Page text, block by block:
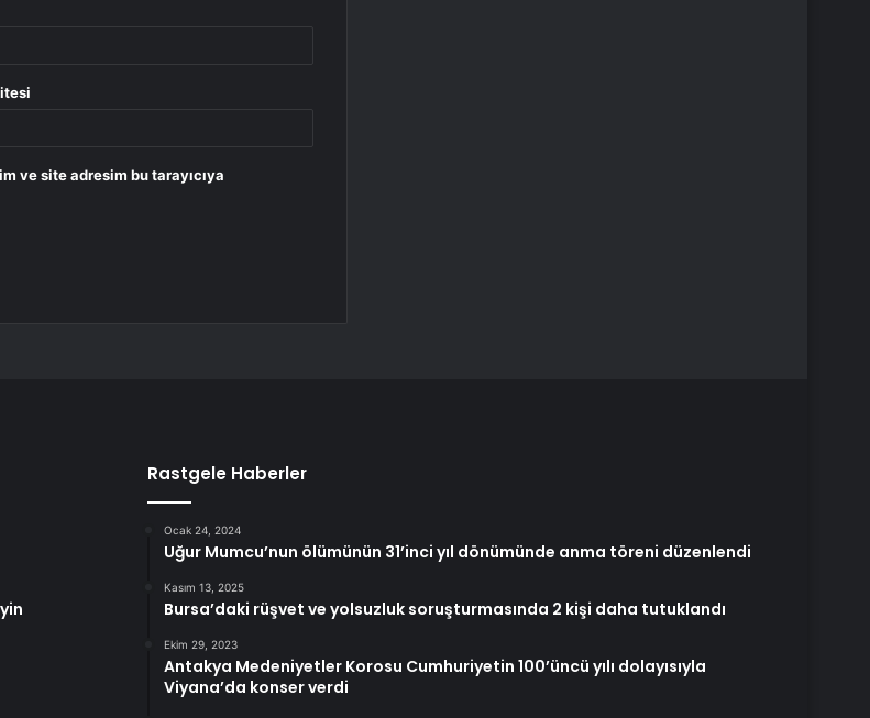
ve site adresim bu tarayıcıya
Rastgele Haberler
Ocak 24, 2024
Uğur Mumcu’nun ölümünün 31’inci yıl dönümünde anma töreni düzenlendi
Kasım 13, 2025
Bursa’daki rüşvet ve yolsuzluk soruşturmasında 2 kişi daha tutuklandı
Ekim 29, 2023
Antakya Medeniyetler Korosu Cumhuriyetin 100’üncü yılı dolayısıyla
Viyana’da konser verdi